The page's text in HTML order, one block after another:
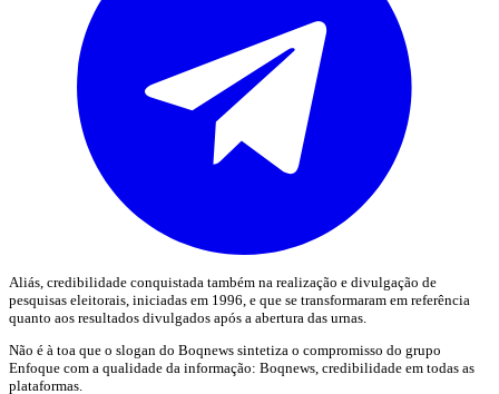
Aliás, credibilidade conquistada também na realização e divulgação de
pesquisas eleitorais, iniciadas em 1996, e que se transformaram em referência
quanto aos resultados divulgados após a abertura das urnas.
Não é à toa que o slogan do Boqnews sintetiza o compromisso do grupo
Enfoque com a qualidade da informação: Boqnews, credibilidade em todas as
plataformas.